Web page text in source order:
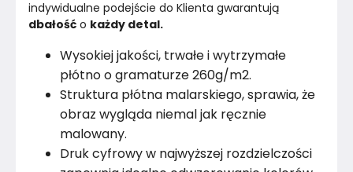
indywidualne podejście do Klienta gwarantują
dbałość o każdy detal.
Wysokiej jakości, trwałe i wytrzymałe
płótno o gramaturze 260g/m2.
Struktura płótna malarskiego, sprawia, że
obraz wygląda niemal jak ręcznie
malowany.
Druk cyfrowy w najwyższej rozdzielczości